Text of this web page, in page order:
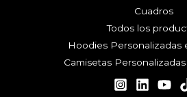
Cuadros
Todos los
Hoodies Personalizadas
Camisetas